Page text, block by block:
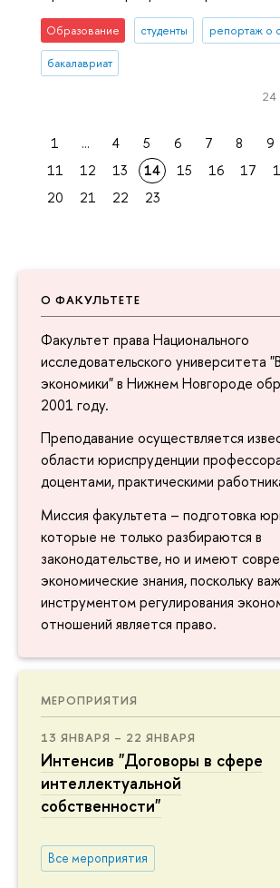
О ФАКУЛЬТЕТЕ
Факультет права Национального
исследовательского университета
экономики" в Нижнем Новгороде
2001 году.
Преподавание осуществляется
области юриспруденции
доцентами, практическими
Миссия факультета – подготовка
которые не только разбираются в
законодательстве, но и имеют
экономические знания, поскольку
инструментом регулирования
отношений является право.
МЕРОПРИЯТИЯ
13 ЯНВАРЯ – 22 ЯНВАРЯ
Интенсив "Договоры в сфере
интеллектуальной
собственности"
Все мероприятия
Образование студенты репортаж о
бакалавриат
24
1 ... 4 5 6 7 8 9
11
12 13 14 15 16 17
20
21 22 23